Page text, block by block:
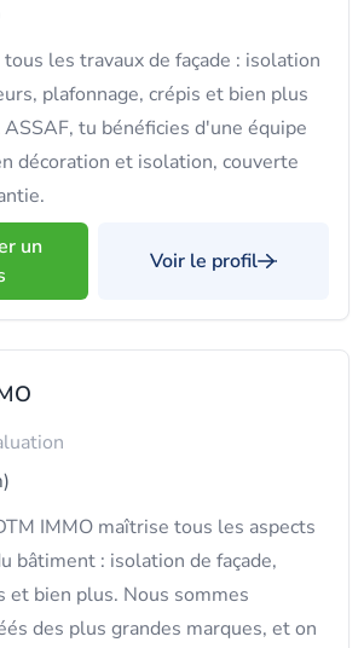
les travaux de façade : isolation
plafonnage, crépis et bien plus
tu bénéficies d'une équipe
décoration et isolation, couverte
un
Voir le profil
IMMO maîtrise tous les aspects
bâtiment : isolation de façade,
et bien plus. Nous sommes
des plus grandes marques, et on